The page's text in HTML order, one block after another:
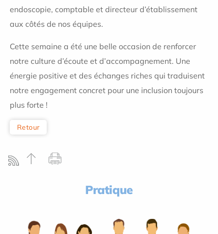
endoscopie, comptable et directeur d’établissement
aux côtés de nos équipes.
Cette semaine a été une belle occasion de renforcer
notre culture d’écoute et d’accompagnement. Une
énergie positive et des échanges riches qui traduisent
notre engagement concret pour une inclusion toujours
plus forte !
Retour
Pratique